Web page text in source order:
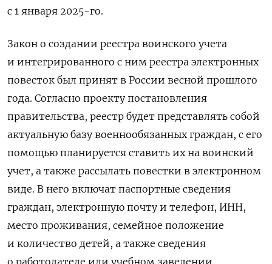
с 1 января 2025-го.
Закон о создании реестра воинского учета
и интегрированного с ним реестра электронных
повесток был принят в России весной прошлого
года. Согласно проекту постановления
правительства, реестр будет представлять собой
актуальную базу военнообязанных граждан, с его
помощью планируется ставить их на воинский
учет, а также рассылать повестки в электронном
виде. В него включат паспортные сведения
граждан, электронную почту и телефон, ИНН,
место проживания, семейное положение
и количество детей, а также сведения